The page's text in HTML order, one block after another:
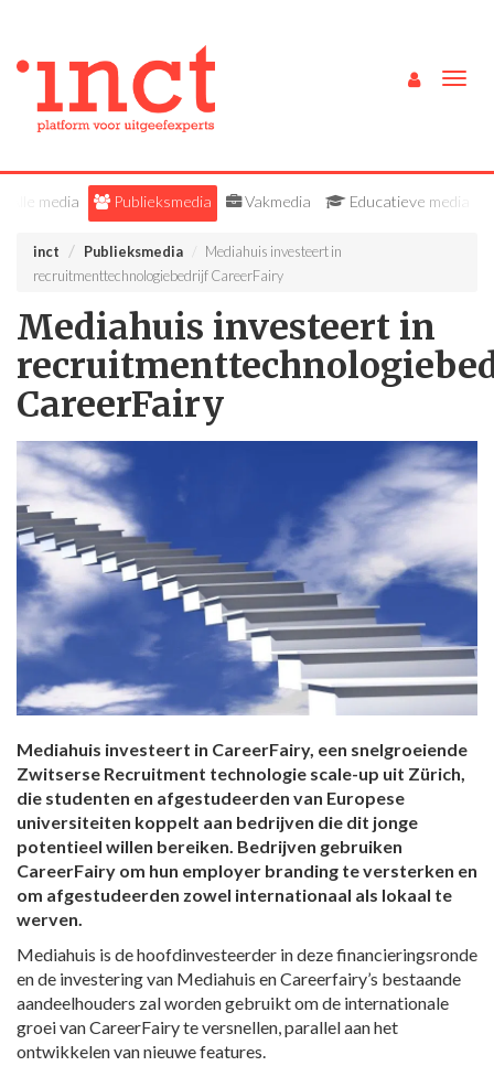
Alle media Publieksmedia Vakmedia Educatieve media
inct Publieksmedia
Mediahuis investeert in
recruitmenttechnologiebedrijf CareerFairy
Mediahuis investeert in
CareerFairy
Mediahuis investeert in CareerFairy, een snelgroeiende
Zwitserse Recruitment technologie scale-up uit Zürich,
die studenten en afgestudeerden van Europese
universiteiten koppelt aan bedrijven die dit jonge
potentieel willen bereiken. Bedrijven gebruiken
CareerFairy om hun employer branding te versterken en
om afgestudeerden zowel internationaal als lokaal te
werven.
Mediahuis is de hoofdinvesteerder in deze financieringsronde
en de investering van Mediahuis en Careerfairy’s bestaande
aandeelhouders zal worden gebruikt om de internationale
groei van CareerFairy te versnellen, parallel aan het
ontwikkelen van nieuwe features.